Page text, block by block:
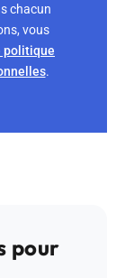
chacun
vous
politique
.
pour